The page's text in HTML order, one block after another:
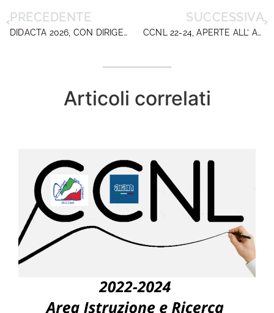
PRECEDENTE
DIDACTA 2026, CON DIRIGENTISCUOLA UNA “TRE GIORNI” AD ALTA INTENSITÀ
SUCCESSIVA
CCNL 22-24, APERTE ALL’ ARAN LE TRATTATIVE
Articoli correlati